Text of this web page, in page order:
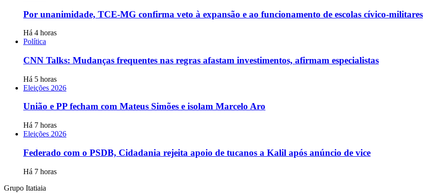
Por unanimidade, TCE-MG confirma veto à expansão e ao funcionamento de escolas cívico-militares
Há 4 horas
Política
CNN Talks: Mudanças frequentes nas regras afastam investimentos, afirmam especialistas
Há 5 horas
Eleições 2026
União e PP fecham com Mateus Simões e isolam Marcelo Aro
Há 7 horas
Eleições 2026
Federado com o PSDB, Cidadania rejeita apoio de tucanos a Kalil após anúncio de vice
Há 7 horas
Grupo Itatiaia